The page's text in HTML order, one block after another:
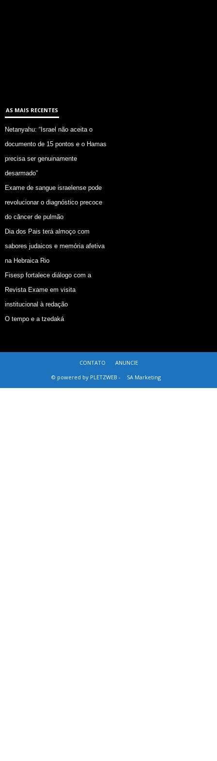
AS MAIS RECENTES
Netanyahu: “Israel não aceita o
documento de 15 pontos e o Hamas
precisa ser genuinamente
desarmado”
Exame de sangue israelense pode
revolucionar o diagnóstico precoce
do câncer de pulmão
Dia dos Pais terá almoço com
sabores judaicos e memória afetiva
na Hebraica Rio
Fisesp fortalece diálogo com a
Revista Exame em visita
institucional à redação
O tempo e a tzedaká
CONTATO
ANUNCIE
© powered by PLETZWEB -
SA Marketing